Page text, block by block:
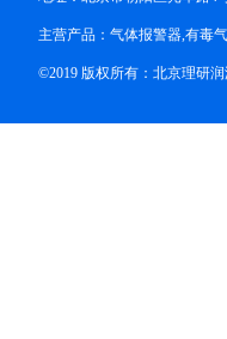
主营产品：气体报警器,有毒
©2019 版权所有：北京理研